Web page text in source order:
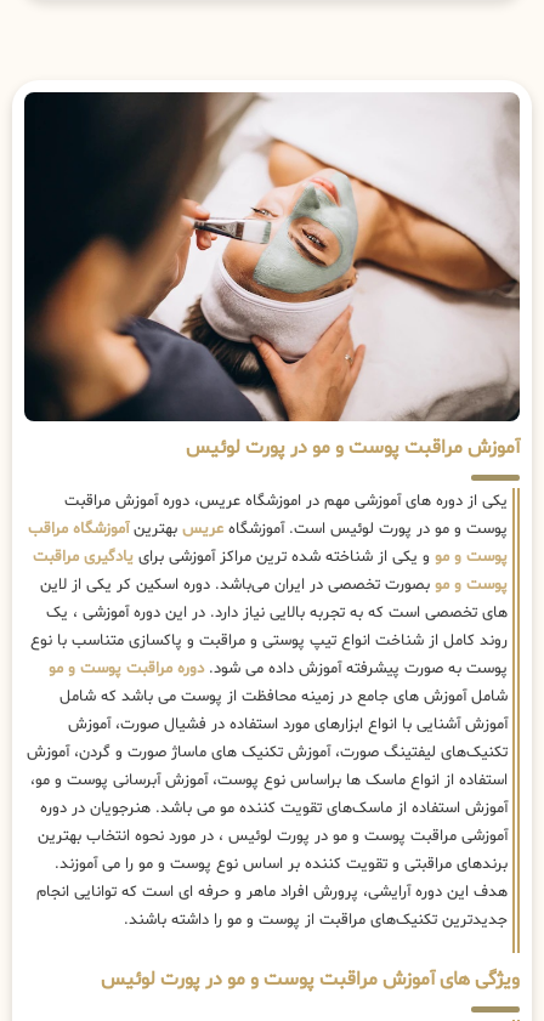
آموزش مراقبت پوست و مو در پورت لوئیس
یکی از دوره های آموزشی مهم در اموزشگاه عریس، دوره آموزش مراقبت
پوست و مو در پورت لوئیس است. آموزشگاه عریس بهترینآموزشگاه مراقب
پوست و مو و یکی از شناخته شده ترین مراکز آموزشی برای یادگیری مراقبت
پوست و مو بصورت تخصصی در ایران می‌باشد. دوره اسکین کر یکی از لاین
های تخصصی است که به تجربه بالایی نیاز دارد. در این دوره آموزشی ، یک
روند کامل از شناخت انواع تیپ پوستی و مراقبت و پاکسازی متناسب با نوع
پوست به صورت پیشرفته آموزش داده می شود.دوره مراقبت پوست و مو
شامل آموزش های جامع در زمینه محافظت از پوست می باشد که شامل
آموزش آشنایی با انواع ابزارهای مورد استفاده در فشیال صورت، آموزش
تکنیک‌های لیفتینگ صورت، آموزش تکنیک های ماساژ صورت و گردن، آموزش
استفاده از انواع ماسک ها براساس نوع پوست، آموزش آبرسانی پوست و مو،
آموزش استفاده از ماسک‌های تقویت کننده مو می باشد. هنرجویان در دوره
آموزشی مراقبت پوست و مو در پورت لوئیس ، در مورد نحوه انتخاب بهترین
برندهای مراقبتی و تقویت کننده بر اساس نوع پوست و مو را می آموزند.
هدف این دوره آرایشی، پرورش افراد ماهر و حرفه ای است که توانایی انجام
جدیدترین تکنیک‌های مراقبت از پوست و مو را داشته باشند.
ویژگی های آموزش مراقبت پوست و مو در پورت لوئیس